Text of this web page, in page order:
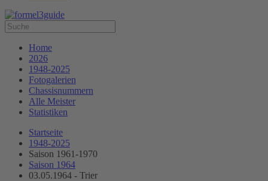
Home
2026
1948-2025
Fotogalerien
Chassisnummern
Alle Meister
Statistiken
Startseite
1948-2025
Saison 1961-1970
Saison 1964
03.05.1964 - Trier